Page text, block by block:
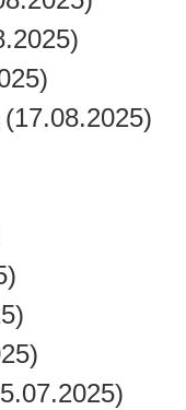
(17.08.2025)